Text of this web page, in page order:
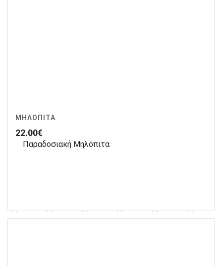
ΜΗΛΌΠΙΤΑ
22.00€
Παραδοσιακή Μηλόπιτα